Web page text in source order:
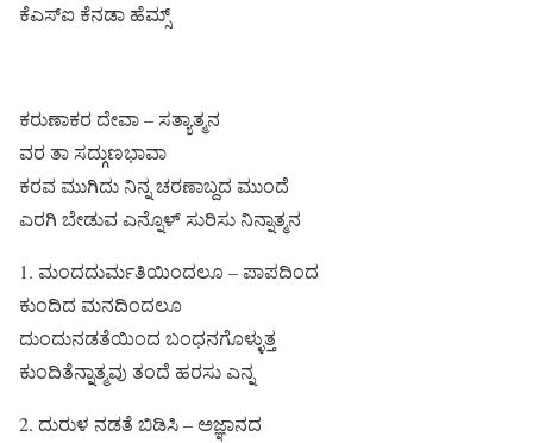
ಕೆಎಸ್ಐ ಕೆನಡಾ ಹೆಮ್ಸ್
ಕರುಣಾಕರ ದೇವಾ – ಸತ್ಯಾತ್ಮನ
ವರ ತಾ ಸದ್ಗುಣಭಾವಾ
ಕರವ ಮುಗಿದು ನಿನ್ನ ಚರಣಾಬ್ದದ ಮುಂದೆ
ಎರಗಿ ಬೇಡುವ ಎನ್ನೊಳ್ ಸುರಿಸು ನಿನ್ನಾತ್ಮನ
1. ಮಂದದುರ್ಮತಿಯಿಂದಲೂ – ಪಾಪದಿಂದ
ಕುಂದಿದ ಮನದಿಂದಲೂ
ದುಂದುನಡತೆಯಿಂದ ಬಂಧನಗೊಳ್ಳುತ್ತ
ಕುಂದಿತೆನ್ನಾತ್ಮವು ತಂದೆ ಹರಸು ಎನ್ನ
2. ದುರುಳ ನಡತೆ ಬಿಡಿಸಿ – ಅಜ್ಞಾನದ